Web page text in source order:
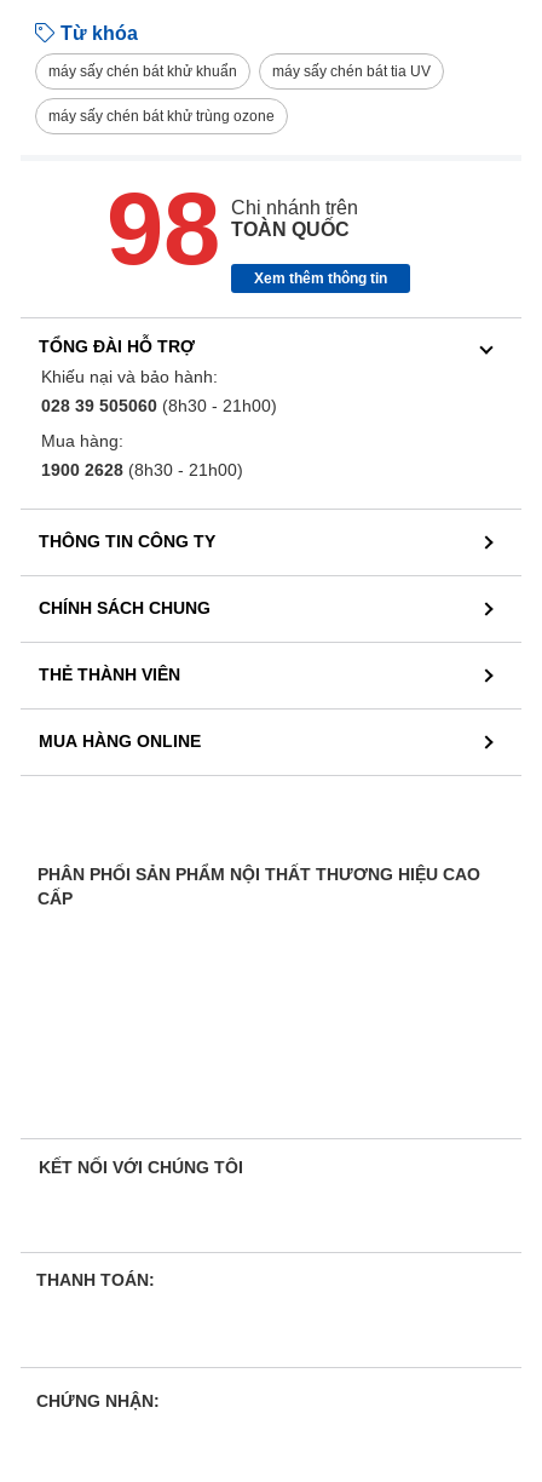
Từ khóa
máy sấy chén bát khử khuẩn máy sấy chén bát tia UV
máy sấy chén bát khử trùng ozone
98
Chi nhánh trên
TOÀN QUỐC
Xem thêm thông tin
TỔNG ĐÀI HỖ TRỢ
Khiếu nại và bảo hành:
028 39 505060 (8h30 - 21h00)
Mua hàng:
1900 2628 (8h30 - 21h00)
THÔNG TIN CÔNG TY
CHÍNH SÁCH CHUNG
THẺ THÀNH VIÊN
MUA HÀNG ONLINE
PHÂN PHỐI SẢN PHẨM NỘI THẤT THƯƠNG HIỆU CAO
CẤP
KẾT NỐI VỚI CHÚNG TÔI
THANH TOÁN:
CHỨNG NHẬN: